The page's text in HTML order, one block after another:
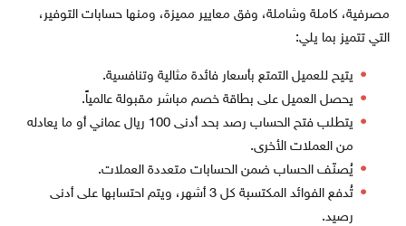
مصرفية، كاملة وشاملة، وفق معايير مميزة، ومنها حسابات التوفير،
التي تتميز بما يلي:
يتيح للعميل التمتع بأسعار فائدة مثالية وتنافسية.
يحصل العميل على بطاقة خصم مباشر مقبولة عالمياً.
يتطلب فتح الحساب رصد بحد أدنى 100 ريال عماني أو ما يعادله
من العملات الأخرى.
يُصنّف الحساب ضمن الحسابات متعددة العملات.
تُدفع الفوائد المكتسبة كل 3 أشهر، ويتم احتسابها على أدنى
رصيد.